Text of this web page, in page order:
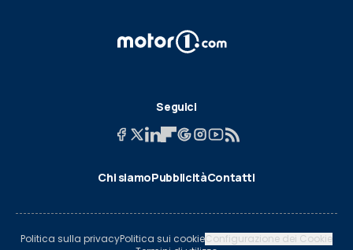
Seguici
Chi siamoPubblicitàContatti
Politica sulla privacyPolitica sui cookieConfigurazione dei Cookie